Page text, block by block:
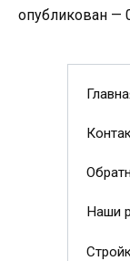
опубликован —
Наши